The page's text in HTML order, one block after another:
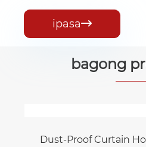
ipasa
bagong